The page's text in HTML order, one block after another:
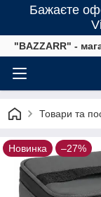
Бажаєте
"BAZZARR" -
Товари та
Новинка –27%